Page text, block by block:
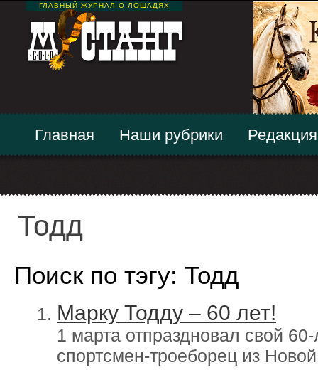
ГЛАВНЫЙ ЖУРНАЛ О ЛОШАДЯХ
Главная Наши рубрики Редакция
Тодд
Поиск по тэгу: Тодд
Марку Тодду – 60 лет!
1 марта отпраздновал свой
спортсмен-троеборец из